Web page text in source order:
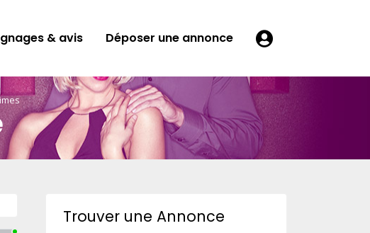
& avis Déposer une annonce
Trouver une Annonce